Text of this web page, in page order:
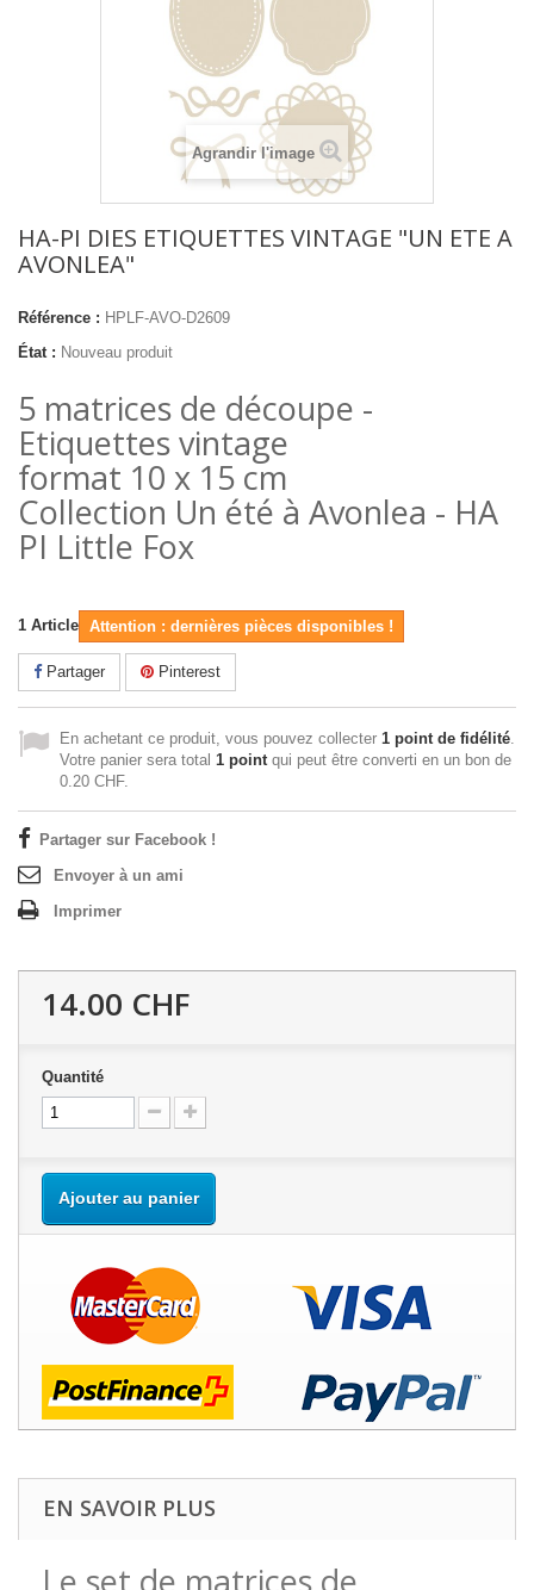
Agrandir l'image
HA-PI DIES ETIQUETTES VINTAGE "UN ETE A
AVONLEA"
Référence : HPLF-AVO-D2609
État : Nouveau produit
5 matrices de découpe -
Etiquettes vintage
format 10 x 15 cm
Collection Un été à Avonlea - HA
PI Little Fox
1 Article Attention : dernières pièces disponibles !
Partager Pinterest
En achetant ce produit, vous pouvez collecter 1 point de fidélité.
Votre panier sera total 1 pointqui peut être converti en un bon de
0.20 CHF.
Partager sur Facebook !
Envoyer à un ami
Imprimer
14.00 CHF
Quantité
Ajouter au panier
EN SAVOIR PLUS
Le set de matrices de